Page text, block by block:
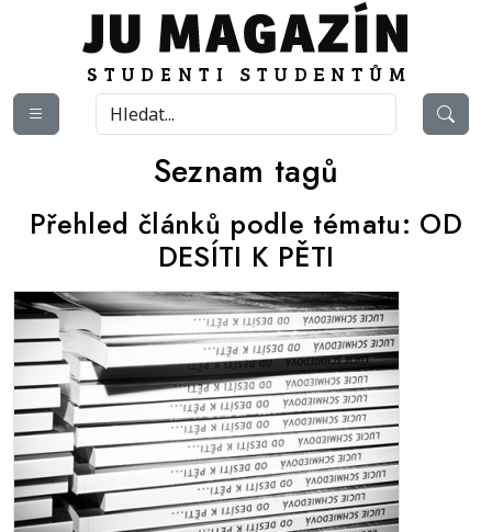
Seznam tagů
Přehled článků podle tématu: OD
DESÍTI K PĚTI